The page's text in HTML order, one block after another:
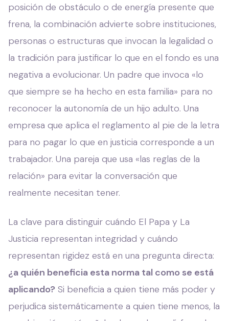
posición de obstáculo o de energía presente que
frena, la combinación advierte sobre instituciones,
personas o estructuras que invocan la legalidad o
la tradición para justificar lo que en el fondo es una
negativa a evolucionar. Un padre que invoca «lo
que siempre se ha hecho en esta familia» para no
reconocer la autonomía de un hijo adulto. Una
empresa que aplica el reglamento al pie de la letra
para no pagar lo que en justicia corresponde a un
trabajador. Una pareja que usa «las reglas de la
relación» para evitar la conversación que
realmente necesitan tener.
La clave para distinguir cuándo El Papa y La
Justicia representan integridad y cuándo
representan rigidez está en una pregunta directa:
¿a quién beneficia esta norma tal como se está
aplicando? Si beneficia a quien tiene más poder y
perjudica sistemáticamente a quien tiene menos, la